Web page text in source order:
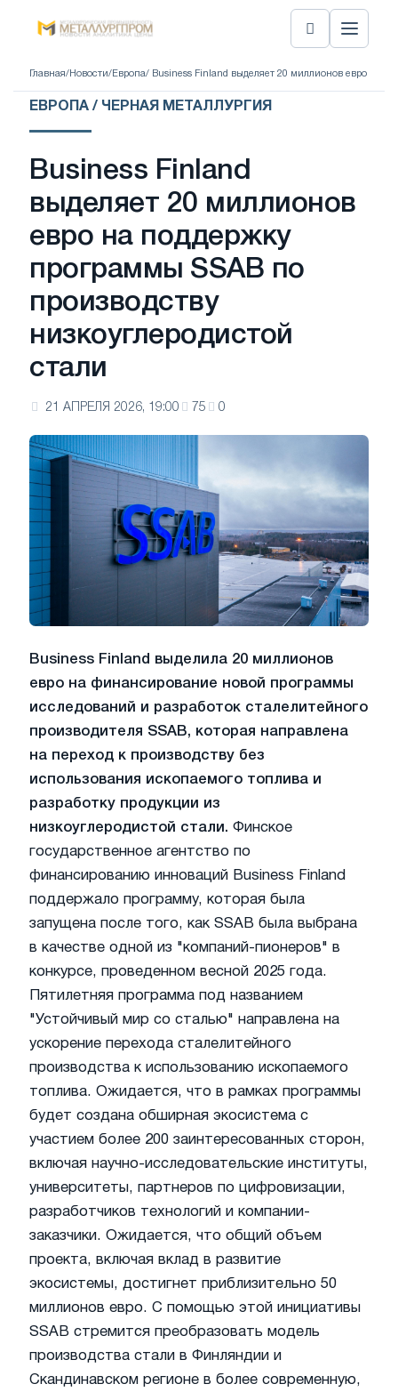
Главная/ Новости/ Европа/ Business Finland выделяет 20 миллионов евро на
ЕВРОПА / ЧЕРНАЯ МЕТАЛЛУРГИЯ
Business Finland
выделяет 20 миллионов
евро на поддержку
программы SSAB по
производству
низкоуглеродистой
стали
21 АПРЕЛЯ 2026, 19:00 75 0
Business Finland выделила 20 миллионов
евро на финансирование новой программы
исследований и разработок сталелитейного
производителя SSAB, которая направлена
на переход к производству без
использования ископаемого топлива и
разработку продукции из
низкоуглеродистой стали. Финское
государственное агентство по
финансированию инноваций Business Finland
поддержало программу, которая была
запущена после того, как SSAB была выбрана
в качестве одной из "компаний-пионеров" в
конкурсе, проведенном весной 2025 года.
Пятилетняя программа под названием
"Устойчивый мир со сталью" направлена на
ускорение перехода сталелитейного
производства к использованию ископаемого
топлива. Ожидается, что в рамках программы
будет создана обширная экосистема с
участием более 200 заинтересованных сторон,
включая научно-исследовательские институты,
университеты, партнеров по цифровизации,
разработчиков технологий и компании-
заказчики. Ожидается, что общий объем
проекта, включая вклад в развитие
экосистемы, достигнет приблизительно 50
миллионов евро. С помощью этой инициативы
SSAB стремится преобразовать модель
производства стали в Финляндии и
Скандинавском регионе в более современную,